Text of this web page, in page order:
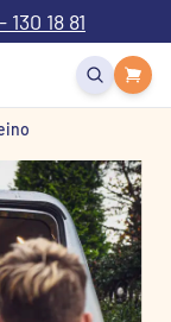
130 18 81